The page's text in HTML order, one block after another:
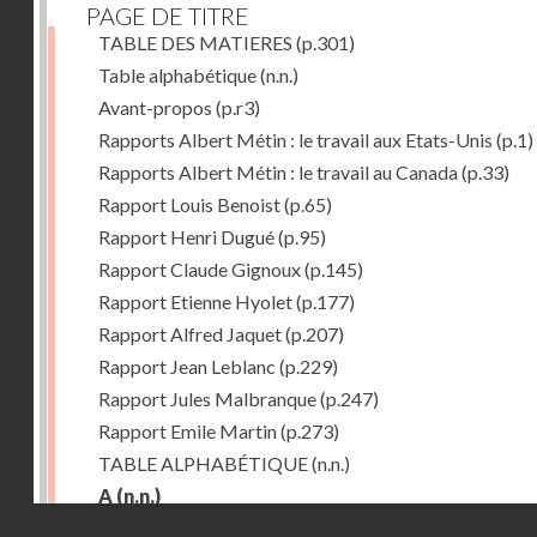
PAGE DE TITRE
TABLE DES MATIERES (p.301)
Table alphabétique(n.n.)
Avant-propos (p.r3)
Rapports Albert Métin : le travail aux Etats-Unis (p.1)
Rapports Albert Métin : le travail au Canada(p.33)
Rapport Louis Benoist(p.65)
Rapport Henri Dugué(p.95)
Rapport Claude Gignoux(p.145)
Rapport Etienne Hyolet(p.177)
Rapport Alfred Jaquet(p.207)
Rapport Jean Leblanc (p.229)
Rapport Jules Malbranque(p.247)
Rapport Emile Martin(p.273)
TABLE ALPHABÉTIQUE(n.n.)
A (n.n.)